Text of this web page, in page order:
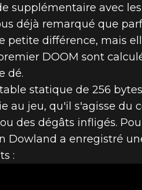
27 novembre 2019
supplémentaire avec
déjà remarqué que
petite différence, mais
DOOM sont
dé.
statique de 256
au jeu, qu'il s'agisse du
des dégâts infligés.
Dowland a enregistré
: